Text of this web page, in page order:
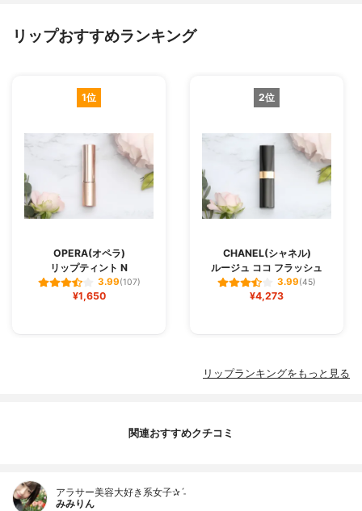
リップおすすめランキング
1位
OPERA(オペラ)
リップティント N
3.99(107)
¥1,650
2位
CHANEL(シャネル)
ルージュ ココ フラッシュ
3.99(45)
¥4,273
リップランキングをもっと見る
関連おすすめクチコミ
アラサー美容大好き系女子✰ˊ˗
みみりん